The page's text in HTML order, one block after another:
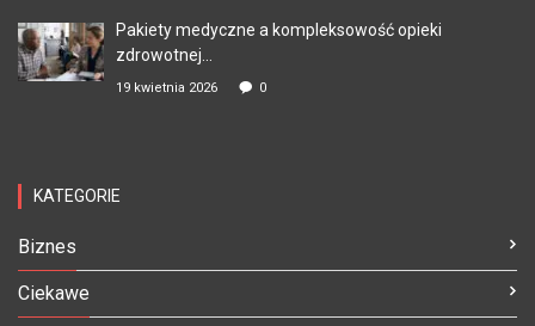
Pakiety medyczne a kompleksowość opieki
zdrowotnej...
19 kwietnia 2026 0
KATEGORIE
Biznes
Ciekawe